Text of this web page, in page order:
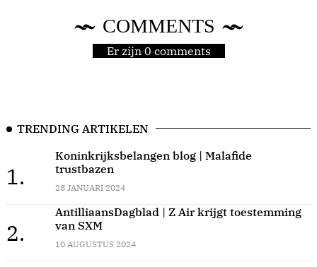
COMMENTS
Er zijn 0 comments
TRENDING ARTIKELEN
1.
Koninkrijksbelangen blog | Malafide
trustbazen
28 JANUARI 2024
2.
AntilliaansDagblad | Z Air krijgt toestemming
van SXM
10 AUGUSTUS 2024